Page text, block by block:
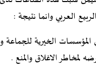
العربي وانما نتيجة :
الخيرية للجماعة
لمخاطر الاغلاق والمنع .